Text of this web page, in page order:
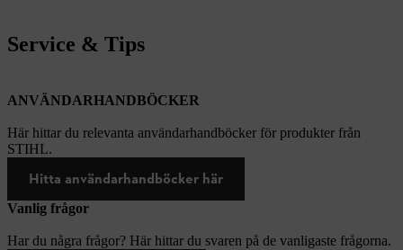
Service & Tips
ANVÄNDARHANDBÖCKER
Här hittar du relevanta användarhandböcker för produkter från
STIHL.
Hitta användarhandböcker här
Vanlig frågor
Har du några frågor? Här hittar du svaren på de vanligaste frågorna.